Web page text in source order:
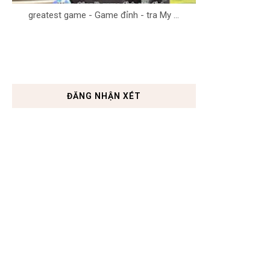
greatest game - Game đỉnh - tra My ...
ĐĂNG NHẬN XÉT